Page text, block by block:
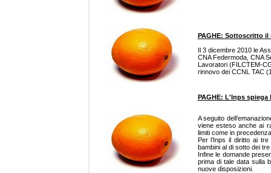
PAGHE: Sottoscritto il
Il 3 dicembre 2010 le
CNA Federmoda, CNA
Lavoratori (FILCTEM-
rinnovo dei CCNL TAC
PAGHE: L'Inps spiega
A seguito
viene esteso anche ai
limiti come in
Per l’Inps il diritto ai
bambini al di sotto dei
Infine le domande
prima di tale data sulla
nuove disposizioni.